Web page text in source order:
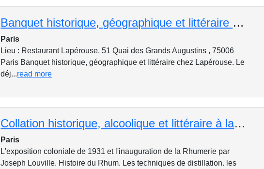
Banquet historique, géographique et littéraire chez Lapérouse.
Paris
Lieu : Restaurant Lapérouse, 51 Quai des Grands Augustins , 75006
Paris Banquet historique, géographique et littéraire chez Lapérouse. Le
déj...read more
Collation historique, alcoolique et littéraire à la Rhumerie
Paris
L'exposition coloniale de 1931 et l'inauguration de la Rhumerie par
Joseph Louville. Histoire du Rhum. Les techniques de distillation. les